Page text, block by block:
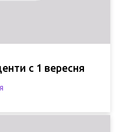
с 1 вересня